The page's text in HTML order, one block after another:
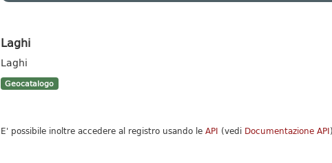
Laghi
Laghi
Geocatalogo
E' possibile inoltre accedere al registro usando le API (vedi Documentazione API